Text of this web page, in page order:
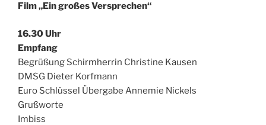
Film „Ein großes Versprechen“
16.30 Uhr
Empfang
Begrüßung Schirmherrin Christine Kausen
DMSG Dieter Korfmann
Euro Schlüssel Übergabe Annemie Nickels
Grußworte
Imbiss